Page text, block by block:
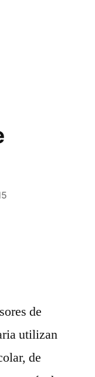
de
utilizan
de